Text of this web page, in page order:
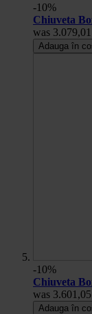
-10%
Chiuveta
was
Adauga în
-10%
Chiuveta
was
Adauga în